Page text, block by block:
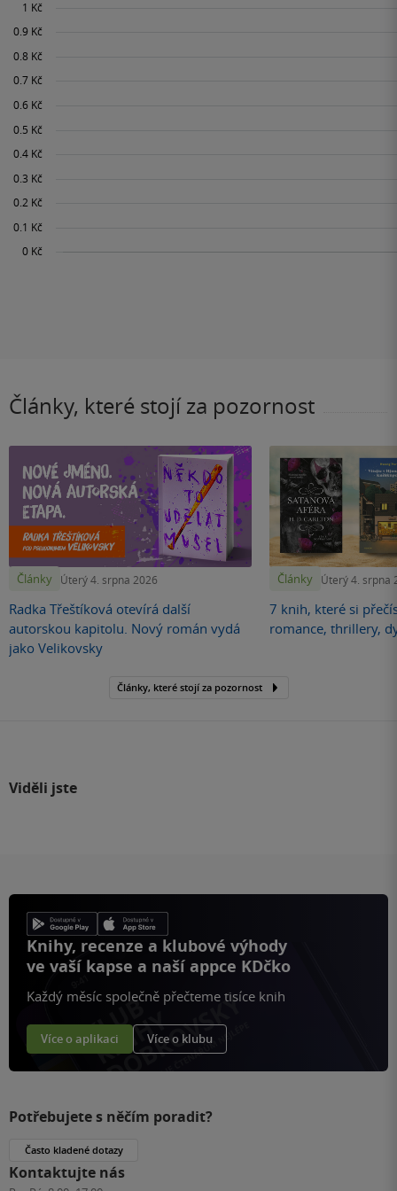
Články, které stojí za pozornost
Články Úterý 4. srpna 2026
Radka Třeštíková otevírá další
autorskou kapitolu. Nový román vydá
jako Velikovsky
Články Úterý 4. srpna
7 knih, které si
romance, thrillery,
Články, které stojí za pozornost
Viděli jste
Knihy, recenze a klubové výhody
ve vaší kapse a naší appce KDčko
Každý měsíc společně přečteme tisíce knih
Více o aplikaci Více o klubu
Potřebujete s něčím poradit?
Často kladené dotazy
Kontaktujte nás